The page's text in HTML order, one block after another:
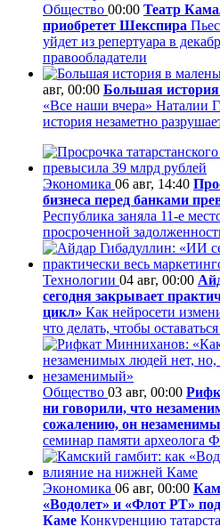
Общество 00:00 Театр
приобретет Шекспира
уйдет из репертуара в
правообладатели
авг, 00:00 Большая
«Все наши вчера» Наталии
история незаметно
Экономика 06 авг, 14:40
бизнеса перед банками
Республика заняла 11-е
просроченной
Технологии 04 авг, 00:00
сегодня закрывает
цикл» Как нейросети
что делать, чтобы
Общество 03 авг, 00:00
ни говорили, что
сожалению, он
семинар памяти археолога
Экономика 06 авг, 00:00
«Водолет» и «Флот РТ»
Каме Конкуренцию